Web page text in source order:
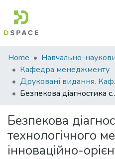
Communities
&
Collections
Statistics
Home
Кафедра менеджменту
Безпекова діагностика системи
Безпекова
технологічного
інноваційно-